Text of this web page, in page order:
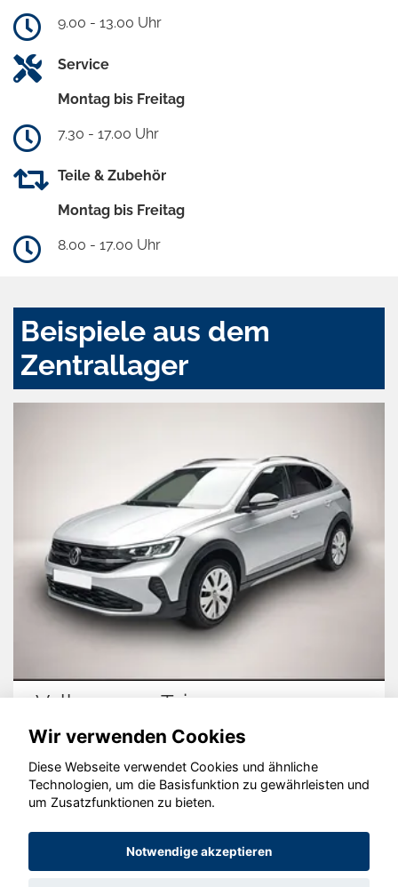
9.00 - 13.00 Uhr
Service
Montag bis Freitag
7.30 - 17.00 Uhr
Teile & Zubehör
Montag bis Freitag
8.00 - 17.00 Uhr
Beispiele aus dem
Zentrallager
Volkswagen Taigo
© konjunkturmotor.de GmbH 2020 - 2026
Wir verwenden Cookies
Diese Webseite verwendet Cookies und ähnliche
Technologien, um die Basisfunktion zu gewährleisten und
um Zusatzfunktionen zu bieten.
Notwendige akzeptieren